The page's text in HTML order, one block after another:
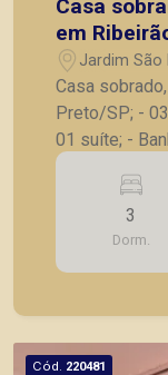
Casa
em
Jardim São
Casa
Preto/SP; - 03 dormitórios com armários, sendo
01 suíte; -
ambientes; -
Quintal; - 03 vagas
alugar ou
com a
Ribeirão
3
Dorm.
Cód. 220481